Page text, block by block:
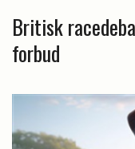
Britisk
forbud